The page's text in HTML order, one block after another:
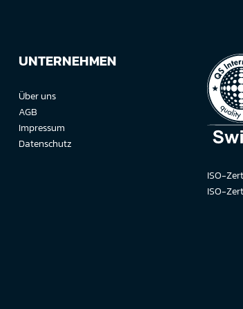
UNTERNEHMEN
Über uns
AGB
Impressum
Datenschutz
ISO-
ISO-